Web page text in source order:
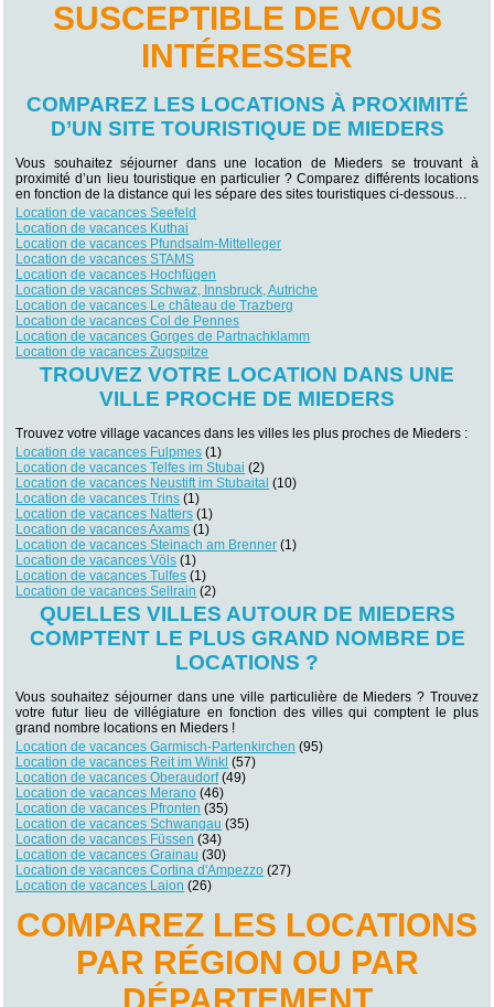
SUSCEPTIBLE DE VOUS
INTÉRESSER
COMPAREZ LES LOCATIONS À PROXIMITÉ
D’UN SITE TOURISTIQUE DE MIEDERS
Vous souhaitez séjourner dans une location de Mieders se trouvant à
proximité d’un lieu touristique en particulier ? Comparez différents locations
en fonction de la distance qui les sépare des sites touristiques ci-dessous…
Location de vacances Seefeld
Location de vacances Kuthai
Location de vacances Pfundsalm-Mittelleger
Location de vacances STAMS
Location de vacances Hochfügen
Location de vacances Schwaz, Innsbruck, Autriche
Location de vacances Le château de Trazberg
Location de vacances Col de Pennes
Location de vacances Gorges de Partnachklamm
Location de vacances Zugspitze
TROUVEZ VOTRE LOCATION DANS UNE
VILLE PROCHE DE MIEDERS
Trouvez votre village vacances dans les villes les plus proches de Mieders :
Location de vacances Fulpmes (1)
Location de vacances Telfes im Stubai (2)
Location de vacances Neustift im Stubaital (10)
Location de vacances Trins (1)
Location de vacances Natters (1)
Location de vacances Axams (1)
Location de vacances Steinach am Brenner (1)
Location de vacances Völs (1)
Location de vacances Tulfes (1)
Location de vacances Sellrain (2)
QUELLES VILLES AUTOUR DE MIEDERS
COMPTENT LE PLUS GRAND NOMBRE DE
LOCATIONS ?
Vous souhaitez séjourner dans une ville particulière de Mieders ? Trouvez
votre futur lieu de villégiature en fonction des villes qui comptent le plus
grand nombre locations en Mieders !
Location de vacances Garmisch-Partenkirchen (95)
Location de vacances Reit im Winkl (57)
Location de vacances Oberaudorf(49)
Location de vacances Merano (46)
Location de vacances Pfronten (35)
Location de vacances Schwangau (35)
Location de vacances Füssen (34)
Location de vacances Grainau (30)
Location de vacances Cortina d'Ampezzo (27)
Location de vacances Laion (26)
COMPAREZ LES LOCATIONS
PAR RÉGION OU PAR